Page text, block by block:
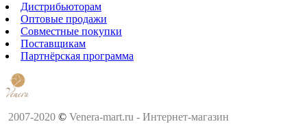
Дистрибьюторам
Оптовые продажи
Совместные покупки
Поставщикам
Партнёрская программа
2007-2020 © Venera-mart.ru - Интернет-магазин